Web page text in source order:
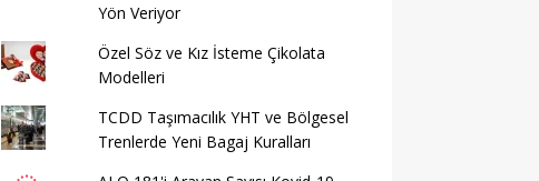
Yön Veriyor
Özel Söz ve Kız İsteme Çikolata
Modelleri
TCDD Taşımacılık YHT ve Bölgesel
Trenlerde Yeni Bagaj Kuralları